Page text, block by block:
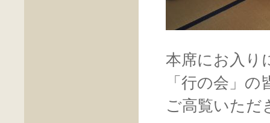
本席にお入り
「行の会」
ご高覧いただ